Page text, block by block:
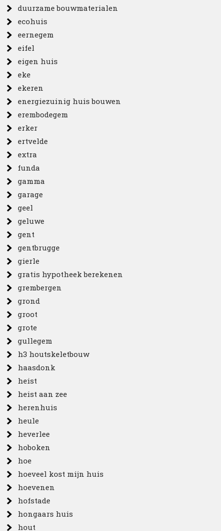
duurzame bouwmaterialen
ecohuis
eernegem
eifel
eigen huis
eke
ekeren
energiezuinig huis bouwen
erembodegem
erker
ertvelde
extra
funda
gamma
garage
geel
geluwe
gent
gentbrugge
gierle
gratis hypotheek berekenen
grembergen
grond
groot
grote
gullegem
h3 houtskeletbouw
haasdonk
heist
heist aan zee
herenhuis
heule
heverlee
hoboken
hoe
hoeveel kost mijn huis
hoevenen
hofstade
hongaars huis
hout